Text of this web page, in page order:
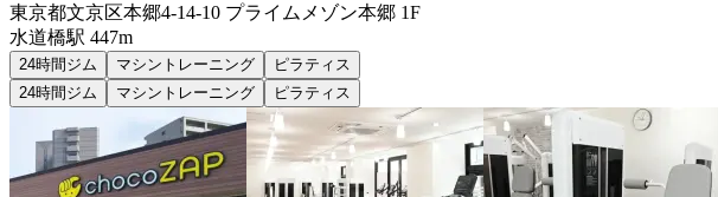
東京都文京区本郷4-14-10 プライムメゾン本郷 1F
水道橋駅 447m
24時間ジム マシントレーニング
ピラティス
24時間ジム
マシントレーニング ピラティス